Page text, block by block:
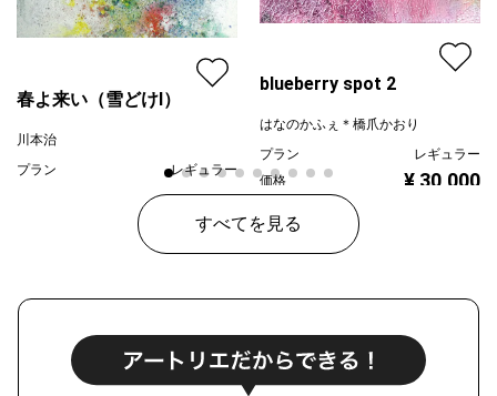
春よ来い（雪どけⅠ）
川本治
プラン
レギュラー
¥ 80,000
blueberry spot 2
はなのかふぇ＊橋爪かおり
プラン
レギュラー
価格
¥ 30,000
すべてを見る